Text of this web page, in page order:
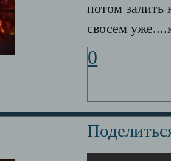
потом залить
свосем
0